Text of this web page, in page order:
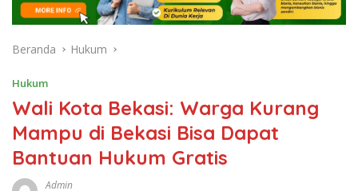
Beranda Hukum
Hukum
Wali Kota Bekasi: Warga Kurang
Mampu di Bekasi Bisa Dapat
Bantuan Hukum Gratis
Admin